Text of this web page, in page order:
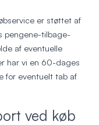
er støttet af
pengene-tilbage-
af eventuelle
har vi en 60-dages
for eventuelt tab af
ved køb